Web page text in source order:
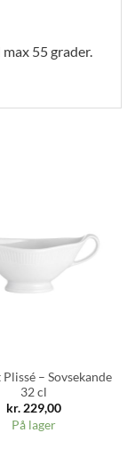
55 grader.
– Sovsekande
32 cl
kr.229,00
På lager